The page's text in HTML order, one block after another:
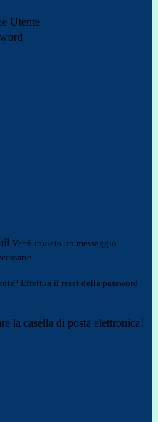
Utente
Verrà inviato un messaggio
Effettua il reset della password
la casella di posta elettronica!